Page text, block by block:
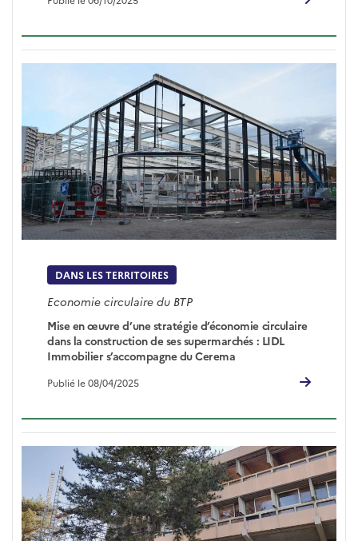
DANS LES TERRITOIRES
Economie circulaire du BTP
Mise en œuvre d’une stratégie d’économie circulaire
dans la construction de ses supermarchés : LIDL
Immobilier s’accompagne du Cerema
Publié le 08/04/2025